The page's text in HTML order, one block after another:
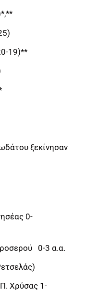
19)**
ξεκίνησαν
0-
0-3 α.α.
Χρύσας 1-